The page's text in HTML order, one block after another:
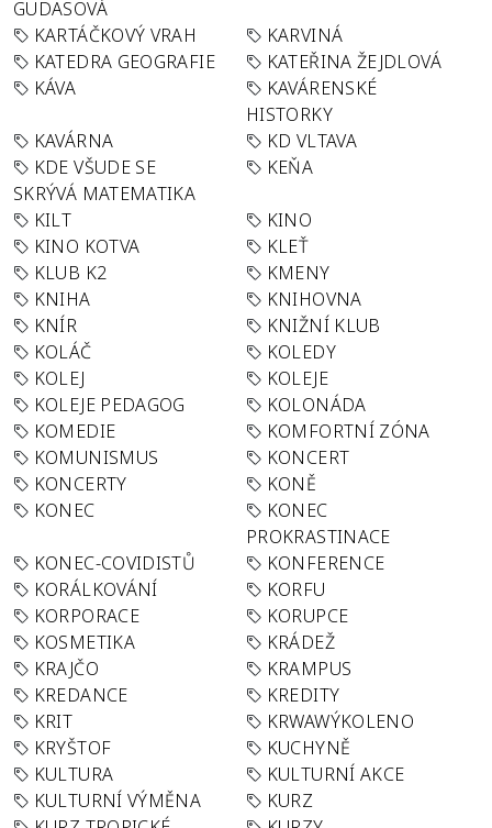
GUDASOVÁ
KARTÁČKOVÝ VRAH
KARVINÁ
KATEDRA GEOGRAFIE
KATEŘINA ŽEJDLOVÁ
KÁVA
KAVÁRENSKÉ
HISTORKY
KAVÁRNA
KD VLTAVA
KDE VŠUDE SE
SKRÝVÁ MATEMATIKA
KEŇA
KILT
KINO
KINO KOTVA
KLEŤ
KLUB K2
KMENY
KNIHA
KNIHOVNA
KNÍR
KNIŽNÍ KLUB
KOLÁČ
KOLEDY
KOLEJ
KOLEJE
KOLEJE PEDAGOG
KOLONÁDA
KOMEDIE
KOMFORTNÍ ZÓNA
KOMUNISMUS
KONCERT
KONCERTY
KONĚ
KONEC
KONEC
PROKRASTINACE
KONEC-COVIDISTŮ
KONFERENCE
KORÁLKOVÁNÍ
KORFU
KORPORACE
KORUPCE
KOSMETIKA
KRÁDEŽ
KRAJČO
KRAMPUS
KREDANCE
KREDITY
KRIT
KRWAWÝKOLENO
KRYŠTOF
KUCHYNĚ
KULTURA
KULTURNÍ AKCE
KULTURNÍ VÝMĚNA
KURZ